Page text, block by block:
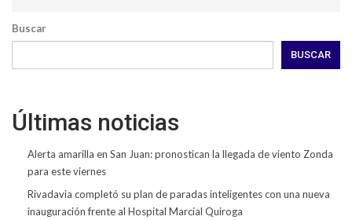
Buscar
BUSCAR
Últimas noticias
Alerta amarilla en San Juan: pronostican la llegada de viento Zonda
para este viernes
Rivadavia completó su plan de paradas inteligentes con una nueva
inauguración frente al Hospital Marcial Quiroga